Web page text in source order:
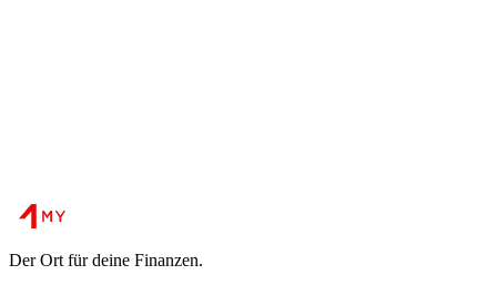
Der Ort für deine Finanzen.